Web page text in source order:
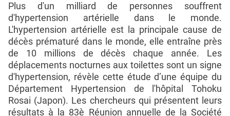
Plus d'un milliard de personnes souffrent
d'hypertension artérielle dans le monde.
L'hypertension artérielle est la principale cause de
décès prématuré dans le monde, elle entraîne près
de 10 millions de décès chaque année. Les
déplacements nocturnes aux toilettes sont un signe
d'hypertension, révèle cette étude d’une équipe du
Département Hypertension de l'hôpital Tohoku
Rosai (Japon). Les chercheurs qui présentent leurs
résultats à la 83è Réunion annuelle de la Société